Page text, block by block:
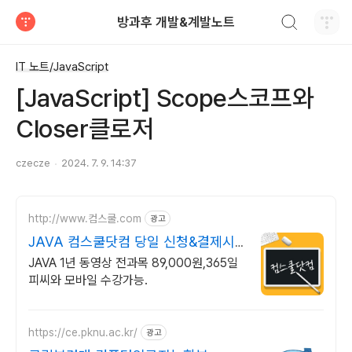
방과후 개발&계발노트
IT 노트/JavaScript
[JavaScript] Scope스코프와
Closer클로저
czecze 2024. 7. 9. 14:37
http://www.컴스쿨.com 광고
JAVA 컴스쿨닷컴 당일 신청&결제시
기프티콘!
JAVA 1년 동영상 전과목 89,000원,365일
피씨와 모바일 수강가능.
https://ce.pknu.ac.kr/ 광고